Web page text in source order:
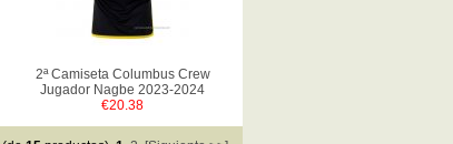
2ª Camiseta Columbus Crew
Jugador Nagbe 2023-2024
€20.38